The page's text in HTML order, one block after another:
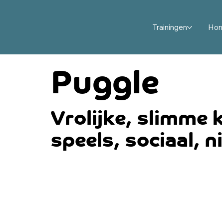
Trainingen
Puggle
Vrolijke, slimme
speels, sociaal,